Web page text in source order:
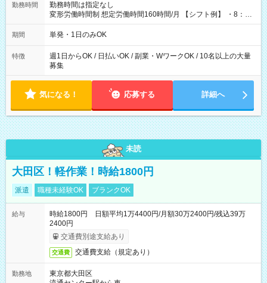
勤務時間
勤務時間は指定なし
変形労働時間制 想定労働時間160時間/月 【シフト例】 ・8：00
～21：00
期間 単発・1日のみOK
特徴
週1日からOK / 日払いOK / 副業・WワークOK / 10名以上の大量
募集
気になる！ 応募する 詳細へ
未読
大田区！軽作業！時給1800円
派遣 職種未経験OK ブランクOK
給与
時給1800円 日額平均1万4400円/月額30万2400円/残込39万
2400円
交通費別途支給あり
交通費 交通費支給（規定あり）
勤務地
東京都大田区